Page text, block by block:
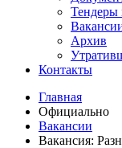
Тендеры
Архив
Контакты
Главная
Официально
Вакансии
Вакансия: